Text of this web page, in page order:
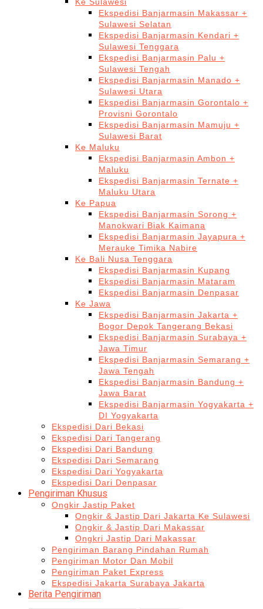
Ekspedisi Banjarmasin Makassar +
Sulawesi Selatan
Ekspedisi Banjarmasin Kendari +
Sulawesi Tenggara
Ekspedisi Banjarmasin Palu +
Sulawesi Tengah
Ekspedisi Banjarmasin Manado +
Sulawesi Utara
Ekspedisi Banjarmasin Gorontalo +
Provisni Gorontalo
Ekspedisi Banjarmasin Mamuju +
Sulawesi Barat
Ke Maluku
Ekspedisi Banjarmasin Ambon +
Maluku
Ekspedisi Banjarmasin Ternate +
Maluku Utara
Ke Papua
Ekspedisi Banjarmasin Sorong +
Manokwari Biak Kaimana
Ekspedisi Banjarmasin Jayapura +
Merauke Timika Nabire
Ke Bali Nusa Tenggara
Ekspedisi Banjarmasin Kupang
Ekspedisi Banjarmasin Mataram
Ekspedisi Banjarmasin Denpasar
Ke Jawa
Ekspedisi Banjarmasin Jakarta +
Bogor Depok Tangerang Bekasi
Ekspedisi Banjarmasin Surabaya +
Jawa Timur
Ekspedisi Banjarmasin Semarang +
Jawa Tengah
Ekspedisi Banjarmasin Bandung +
Jawa Barat
Ekspedisi Banjarmasin Yogyakarta +
DI Yogyakarta
Ekspedisi Dari Bekasi
Ekspedisi Dari Tangerang
Ekspedisi Dari Bandung
Ekspedisi Dari Semarang
Ekspedisi Dari Yogyakarta
Ekspedisi Dari Denpasar
Pengiriman Khusus
Ongkir Jastip Paket
Ongkir & Jastip Dari Jakarta Ke Sulawesi
Ongkir & Jastip Dari Makassar
Ongkri Jastip Dari Makassar
Pengiriman Barang Pindahan Rumah
Pengiriman Motor Dan Mobil
Pengiriman Paket Express
Ekspedisi Jakarta Surabaya Jakarta
Berita Pengiriman